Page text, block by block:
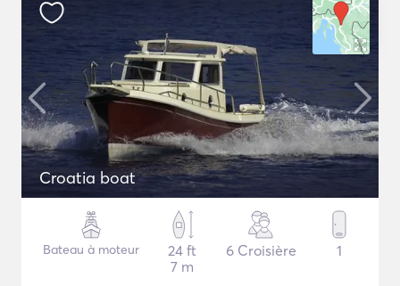
Croatia boat
Bateau à moteur
24 ft
7 m
6 Croisière 1